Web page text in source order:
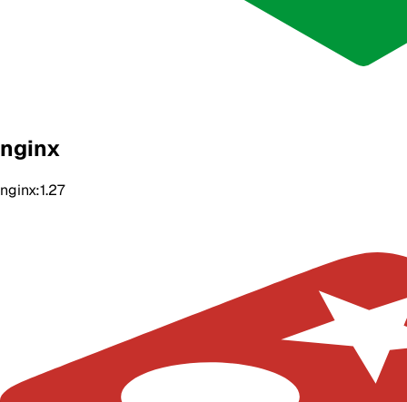
nginx
nginx:1.27